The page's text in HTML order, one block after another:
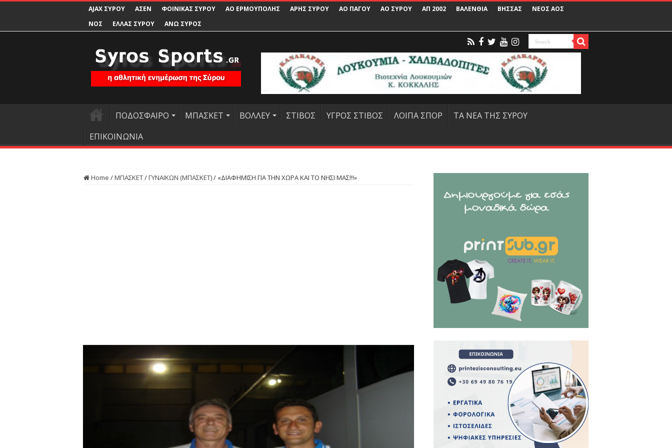
AJAX ΣΥΡΟΥ ΑΣΕΝ ΦΟΙΝΙΚΑΣ ΣΥΡΟΥ ΑΟ ΕΡΜΟΥΠΟΛΗΣ ΑΡΗΣ ΣΥΡΟΥ ΑΟ ΠΑΓΟΥ ΑΟ ΣΥΡΟΥ ΑΠ 2002 ΒΑΛΕΝΘΙΑ ΒΗΣΣΑΣ
ΝΕΟΣ ΑΟΣ
ΝΟΣ
ΕΛΛΑΣ ΣΥΡΟΥ ΑΝΩ ΣΥΡΟΣ
ΠΟΔΟΣΦΑΙΡΟ ΜΠΑΣΚΕΤ ΒΟΛΛΕΥ ΣΤΙΒΟΣ ΥΓΡΟΣ ΣΤΙΒΟΣ ΛΟΙΠΑ ΣΠΟΡ
ΤΑ ΝΕΑ ΤΗΣ ΣΥΡΟΥ
ΕΠΙΚΟΙΝΩΝΙΑ
Home /ΜΠΑΣΚΕΤ/ΓΥΝΑΙΚΩΝ (ΜΠΑΣΚΕΤ)/ «ΔΙΑΦΗΜΙΣΗ ΓΙΑ ΤΗΝ ΧΩΡΑ ΚΑΙ ΤΟ ΝΗΣΙ ΜΑΣ!!!»